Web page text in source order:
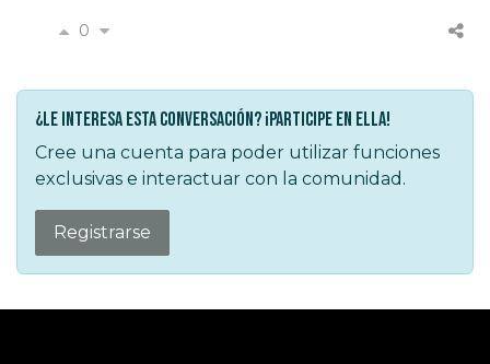
0
¿Le interesa esta conversación? ¡Participe en ella!
Cree una cuenta para poder utilizar funciones
exclusivas e interactuar con la comunidad.
Registrarse